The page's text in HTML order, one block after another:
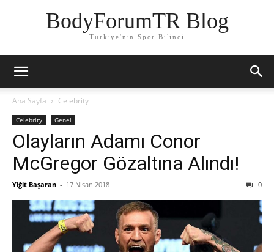
BodyForumTR Blog
Türkiye'nin Spor Bilinci
Ana Sayfa Celebrity
Celebrity Genel
Olayların Adamı Conor
McGregor Gözaltına Alındı!
Yiğit Başaran - 17 Nisan 2018 0